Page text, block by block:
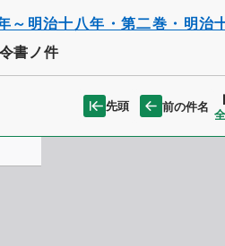
～明治十八年・第二巻・明治
書ノ件
先頭 前の件名